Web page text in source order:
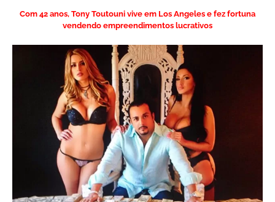
Com 42 anos, Tony Toutouni vive em Los Angeles e fez fortuna
vendendo empreendimentos lucrativos